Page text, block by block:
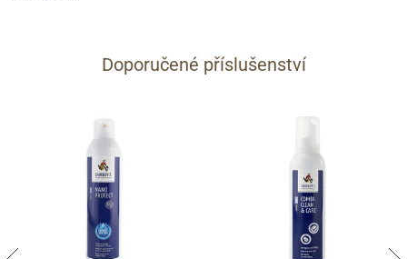
Doporučené příslušenství